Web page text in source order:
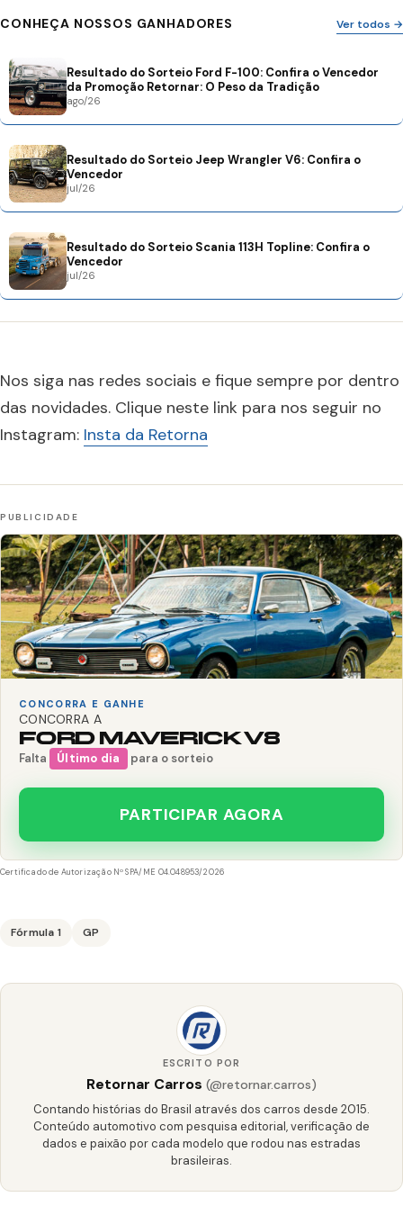
CONHEÇA NOSSOS GANHADORES Ver todos →
Resultado do Sorteio Ford F-100: Confira o Vencedor
da Promoção Retornar: O Peso da Tradição
ago/26
Resultado do Sorteio Jeep Wrangler V6: Confira o
Vencedor
jul/26
Resultado do Sorteio Scania 113H Topline: Confira o
Vencedor
jul/26
Nos siga nas redes sociais e fique sempre por dentro
das novidades. Clique neste link para nos seguir no
Instagram: Insta da Retorna
CONCORRA E GANHE
CONCORRA A
FORD MAVERICK V8
Falta Último dia para o sorteio
PARTICIPAR AGORA
Certificado de Autorização Nº SPA/ME 04.048953/2026
Fórmula 1 GP
ESCRITO POR
Retornar Carros (@retornar.carros)
Contando histórias do Brasil através dos carros desde 2015.
Conteúdo automotivo com pesquisa editorial, verificação de
dados e paixão por cada modelo que rodou nas estradas
brasileiras.